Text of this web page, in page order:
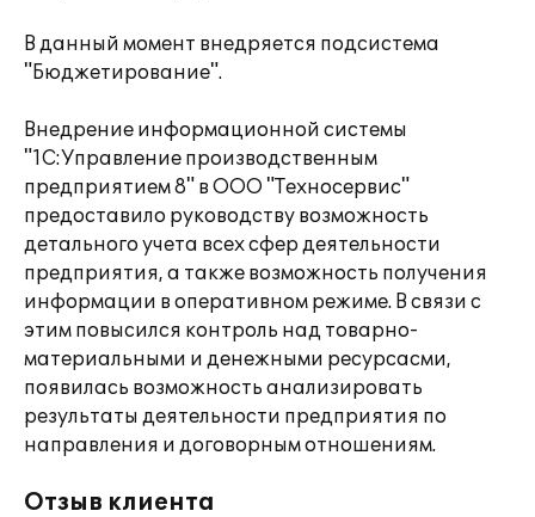
В данный момент внедряется подсистема
"Бюджетирование".
Внедрение информационной системы
"1С:Управление производственным
предприятием 8" в ООО "Техносервис"
предоставило руководству возможность
детального учета всех сфер деятельности
предприятия, а также возможность получения
информации в оперативном режиме. В связи с
этим повысился контроль над товарно-
материальными и денежными ресурсасми,
появилась возможность анализировать
результаты деятельности предприятия по
направления и договорным отношениям.
Отзыв клиента